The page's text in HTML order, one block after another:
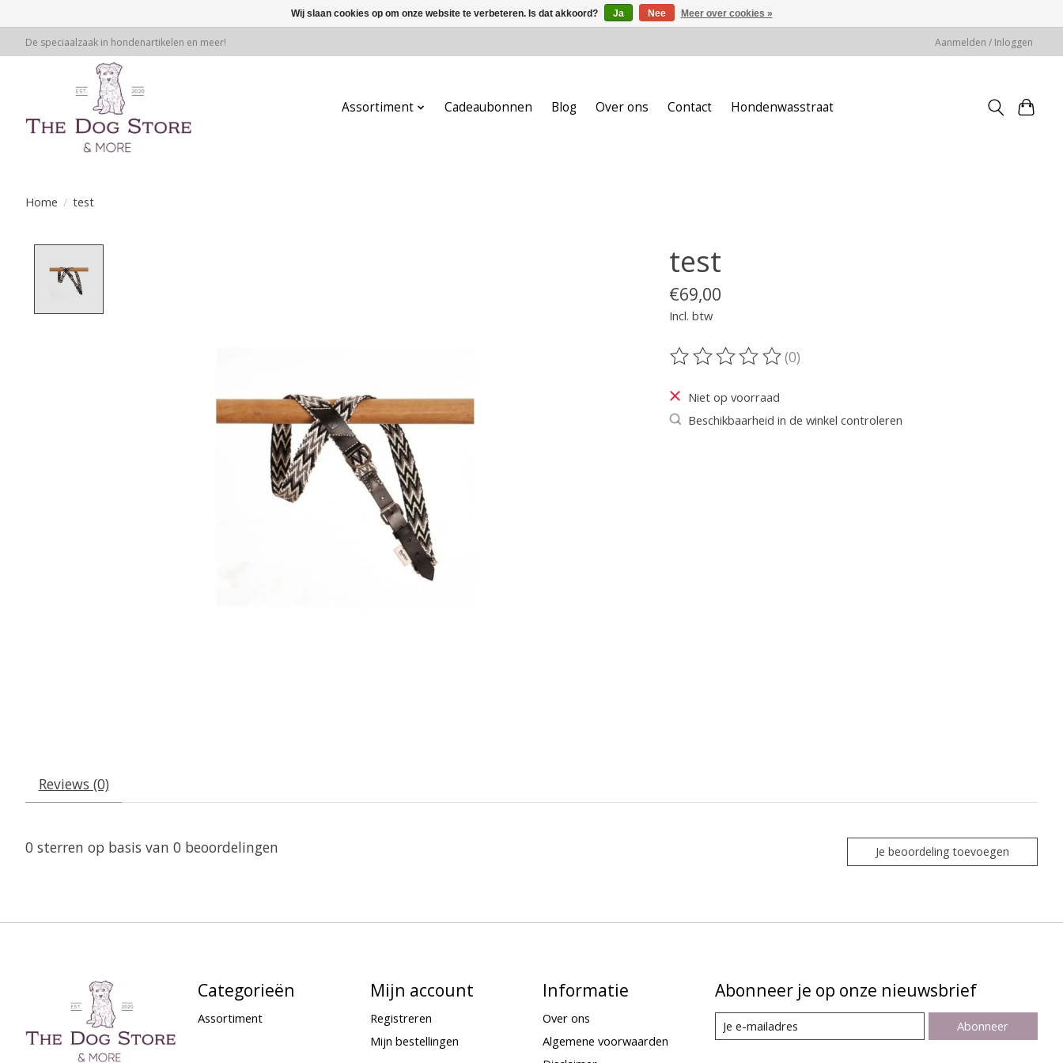
De speciaalzaak in hondenartikelen en meer! Aanmelden / Inloggen
Assortiment Cadeaubonnen Blog Over ons Contact Hondenwasstraat
Home / test
test
€69,00
Incl. btw
De beoordeling van dit product is
(0)
Niet op voorraad
Beschikbaarheid in de winkel controleren
Reviews (0)
0 sterren op basis van 0 beoordelingen Je beoordeling toevoegen
Categorieën
Assortiment
Mijn account
Registreren
Mijn bestellingen
Informatie
Over ons
Algemene voorwaarden
Abonneer je op onze nieuwsbrief
Abonneer
Wij slaan cookies op om onze website te verbeteren. Is dat akkoord? Ja Nee Meer over cookies »